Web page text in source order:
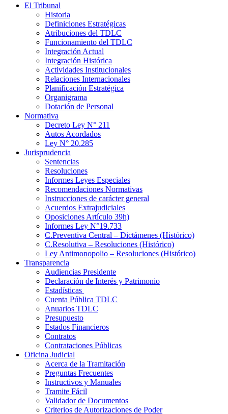
El Tribunal
Historia
Definiciones Estratégicas
Atribuciones del TDLC
Funcionamiento del TDLC
Integración Actual
Integración Histórica
Actividades Institucionales
Relaciones Internacionales
Planificación Estratégica
Organigrama
Dotación de Personal
Normativa
Decreto Ley N° 211
Autos Acordados
Ley N° 20.285
Jurisprudencia
Sentencias
Resoluciones
Informes Leyes Especiales
Recomendaciones Normativas
Instrucciones de carácter general
Acuerdos Extrajudiciales
Oposiciones Artículo 39h)
Informes Ley N°19.733
C.Preventiva Central – Dictámenes (Histórico)
C.Resolutiva – Resoluciones (Histórico)
Ley Antimonopolio – Resoluciones (Histórico)
Transparencia
Audiencias Presidente
Declaración de Interés y Patrimonio
Estadísticas
Cuenta Pública TDLC
Anuarios TDLC
Presupuesto
Estados Financieros
Contratos
Contrataciones Públicas
Oficina Judicial
Acerca de la Tramitación
Preguntas Frecuentes
Instructivos y Manuales
Tramite Fácil
Validador de Documentos
Criterios de Autorizaciones de Poder